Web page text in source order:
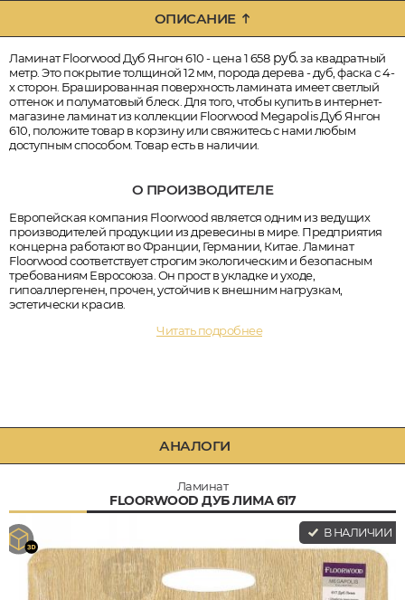
ОПИСАНИЕ
Ламинат Floorwood Дуб Янгон 610 - цена 1 658руб.за квадратный
метр. Это покрытие толщиной 12 мм, порода дерева - дуб, фаска с 4-
х сторон. Брашированная поверхность ламината имеет светлый
оттенок и полуматовый блеск. Для того, чтобы купить в интернет-
магазине ламинат из коллекции Floorwood Megapolis Дуб Янгон
610, положите товар в корзину или свяжитесь с нами любым
доступным способом. Товар есть в наличии.
О ПРОИЗВОДИТЕЛЕ
Европейская компания Floorwood является одним из ведущих
производителей продукции из древесины в мире. Предприятия
концерна работают во Франции, Германии, Китае. Ламинат
Floorwood соответствует строгим экологическим и безопасным
требованиям Евросоюза. Он прост в укладке и уходе,
гипоаллергенен, прочен, устойчив к внешним нагрузкам,
эстетически красив.
Читать подробнее
АНАЛОГИ
Ламинат
FLOORWOOD ДУБ ЛИМА 617
В НАЛИЧИИ